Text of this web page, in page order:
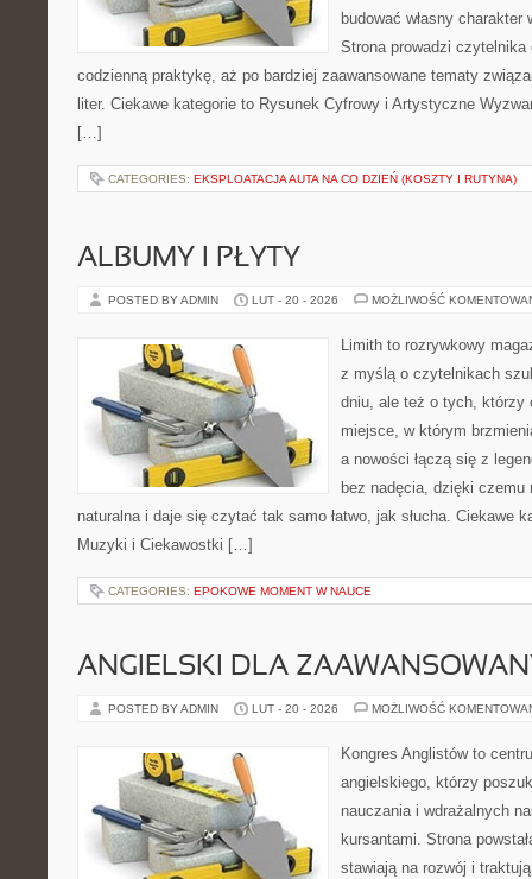
budować własny
Strona prowadzi
codzienną praktykę, aż po bardziej zaawansowane tematy
liter. Ciekawe kategorie to Rysunek Cyfrowy i Artystyczne
[…]
CATEGORIES: EKSPLOATACJA AUTA NA CO DZIEŃ (KOSZTY I RUTYNA)
ALBUMY I PŁYTY
POSTED BY ADMIN LUT - 20 - 2026 MOŻLIWOŚĆ
Limith to rozrywkowy
z myślą o czytelnikach
dniu, ale też o tych, którzy
miejsce, w którym
a nowości łączą się z
bez nadęcia, dzięki
naturalna i daje się czytać tak samo łatwo, jak słucha. Ciekawe
Muzyki i Ciekawostki […]
CATEGORIES: EPOKOWE MOMENT W NAUCE
ANGIELSKI DLA
POSTED BY ADMIN LUT - 20 - 2026 MOŻLIWOŚĆ
Kongres Anglistów to
angielskiego, którzy
nauczania i wdrażalnych
kursantami. Strona
stawiają na rozwój i